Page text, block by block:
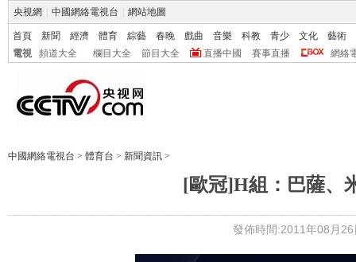
央視網 中國網絡電視台 網站地圖
首頁 新聞 經濟 體育 綜藝 春晚 戲曲 音樂 科教 青少 文化
藝術
電視
頻道大全 欄目大全 節目大全 直播中國 賽事直播 網絡
中國網絡電視台 > 體育台 > 新聞資訊 >
[歐冠]H組：巴薩、
發佈時間:2011年08月